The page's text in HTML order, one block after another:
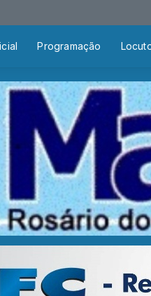
Programação